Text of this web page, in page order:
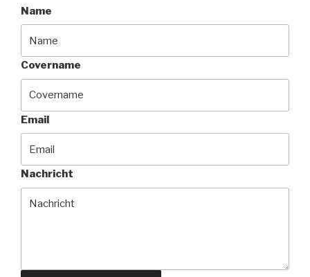
Name
Covername
Email
Nachricht